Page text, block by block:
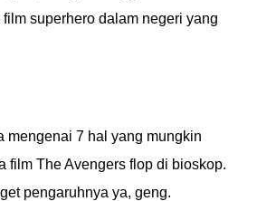
film superhero dalam negeri yang
mengenai 7 hal yang mungkin
film The Avengers flop di bioskop.
pengaruhnya ya, geng.